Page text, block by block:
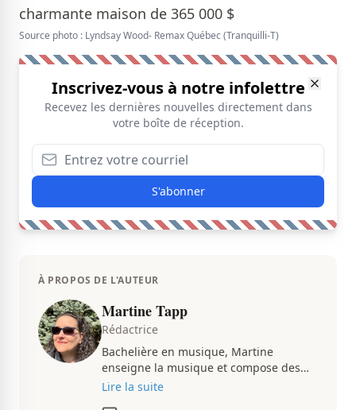
Source photo : Lyndsay Wood- Remax Québec (Tranquilli-T)
Inscrivez-vous à notre infolettre
Recevez les dernières nouvelles directement dans
votre boîte de réception.
S'abonner
À PROPOS DE L'AUTEUR
Martine Tapp
Rédactrice
Bachelière en musique, Martine
enseigne la musique et compose des
pièces musicales pendant ses temps
Lire la suite